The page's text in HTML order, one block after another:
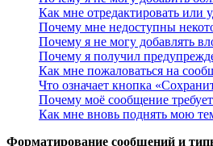
Как мне отредактировать или
Почему мне недоступны
Почему я не могу добавлять
Почему я получил
Как мне пожаловаться на
Что означает кнопка
Почему моё сообщение
Как мне вновь поднять мою
Форматирование сообщений и